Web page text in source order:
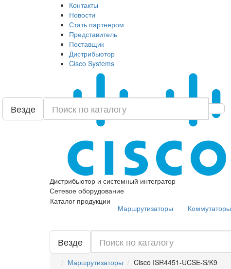
Контакты
Новости
Стать партнером
Представитель
Поставщик
Дистрибьютор
Cisco Systems
Дистрибьютор и системный интегратор
Сетевое оборудование
Везде
Каталог продукции
Маршрутизаторы Коммутаторы
Везде
Маршрутизаторы Cisco ISR4451-UCSE-S/K9